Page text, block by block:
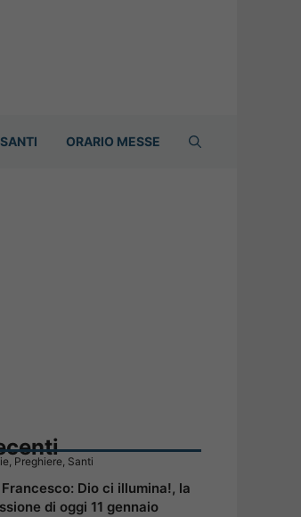
SANTI ORARIO MESSE
, Preghiere, Santi
Francesco: Dio ci illumina!, la
di oggi 11 gennaio